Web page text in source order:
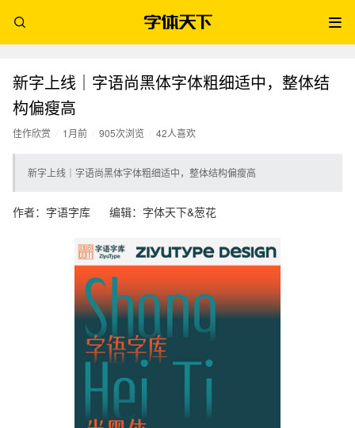
新字上线｜字语尚黑体字体粗细适中，整体结
构偏瘦高
佳作欣赏 1月前 905次浏览 42人喜欢
新字上线｜字语尚黑体字体粗细适中，整体结构偏瘦高
作者：字语字库 编辑：字体天下&葱花